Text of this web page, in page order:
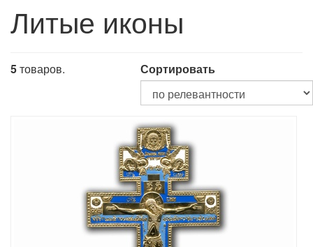
Литые иконы
5товаров. Сортировать